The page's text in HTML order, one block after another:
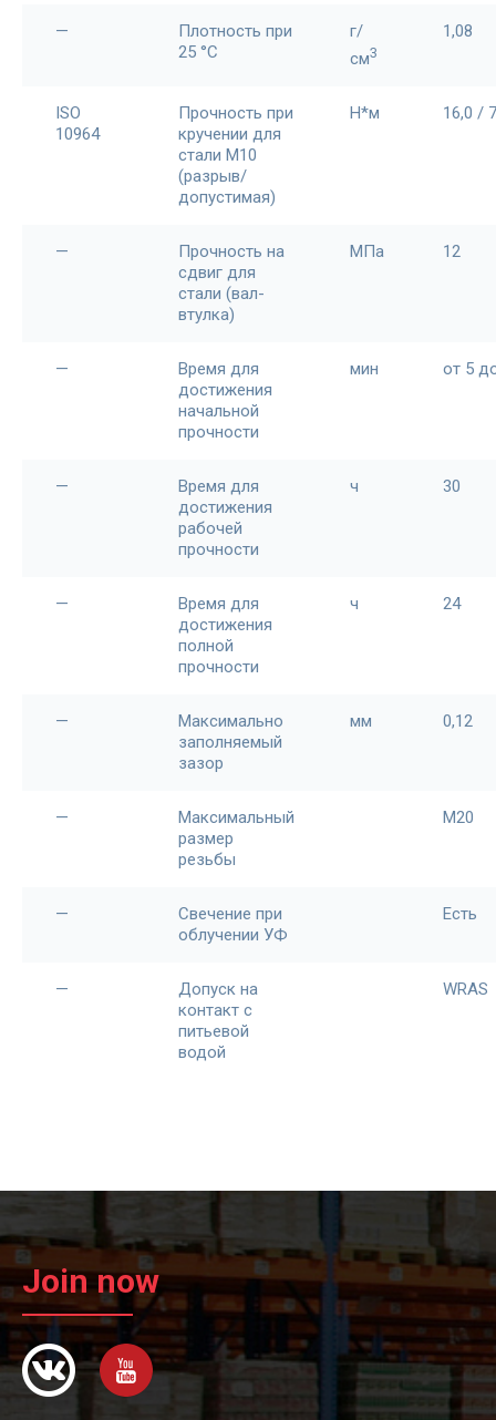
—
Плотность при
25 °С
г/
см3
1,08
ISO
10964
Прочность при
кручении для
стали М10
(разрыв/
допустимая)
Н*м 16,0 /
—
Прочность на
сдвиг для
стали (вал-
втулка)
МПа 12
—
Время для
достижения
начальной
прочности
мин от 5
—
Время для
достижения
рабочей
прочности
ч 30
—
Время для
достижения
полной
прочности
ч 24
—
Максимально
заполняемый
зазор
мм 0,12
—
Максимальный
размер
резьбы
М20
—
Свечение при
облучении УФ
Есть
—
Допуск на
контакт с
питьевой
водой
WRAS
Join now